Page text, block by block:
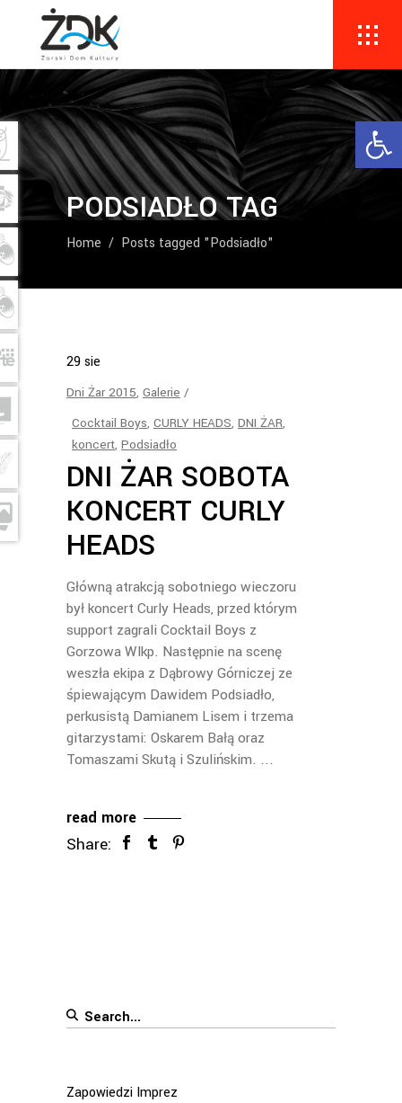
PODSIADŁO TAG
Home / Posts tagged "Podsiadło"
29sie
Dni Żar 2015, Galerie
Cocktail Boys, CURLY HEADS, DNI ŻAR,
koncert, Podsiadło
DNI ŻAR SOBOTA
KONCERT CURLY
HEADS
Główną atrakcją sobotniego wieczoru
był koncert Curly Heads, przed którym
support zagrali Cocktail Boys z
Gorzowa Wlkp. Następnie na scenę
weszła ekipa z Dąbrowy Górniczej ze
śpiewającym Dawidem Podsiadło,
perkusistą Damianem Lisem i trzema
gitarzystami: Oskarem Bałą oraz
Tomaszami Skutą i Szulińskim.
read more
Share:
Search
Zapowiedzi Imprez